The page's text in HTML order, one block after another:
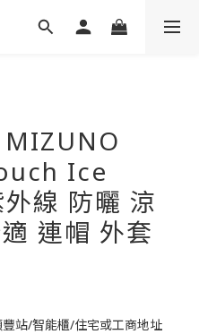
MIZUNO
Ice
線 防曬 涼
連帽 外套
站/智能櫃/住宅或工商地址